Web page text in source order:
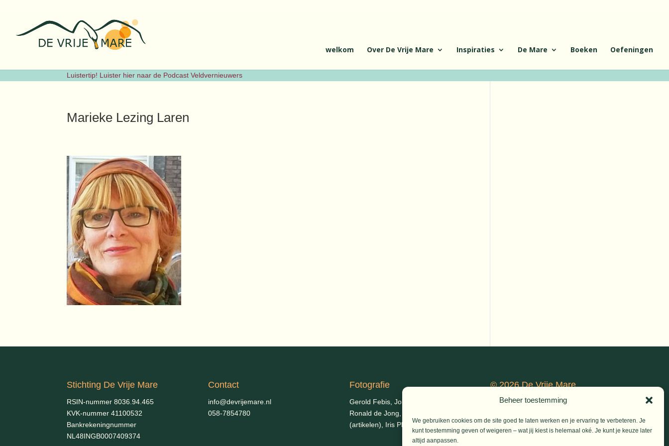
Beheer toestemming
We gebruiken cookies om de site goed te laten werken en je ervaring te verbeteren. Je
kunt toestemming geven of weigeren – wat jij kiest is helemaal oké. Je kunt je keuze later
altijd aanpassen.
Luistertip! Luister hier naar de Podcast Veldvernieuwers
welkom Over De Vrije Mare Inspiraties De Mare Boeken Oefeningen
Marieke Lezing Laren
Stichting De Vrije Mare
RSIN-nummer 8036.94.465
KVK-nummer 41100532
Bankrekeningnummer
NL48INGB0007409374
Contact
info@devrijemare.nl
058-7854780
Fotografie
Gerold Febis, Johanna Koelman,
Ronald de Jong,
(artikelen), Iris Planting (Marieke)
© 2026 De Vrije Mare